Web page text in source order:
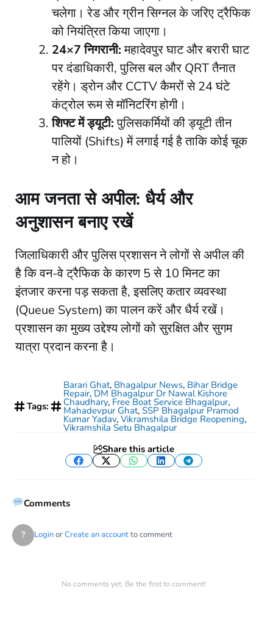
चलेगा। रेड और ग्रीन सिग्नल के जरिए ट्रैफिक
को नियंत्रित किया जाएगा।
24×7 निगरानी:महादेवपुर घाट और बरारी घाट
पर दंडाधिकारी, पुलिस बल और QRT तैनात
रहेंगे। ड्रोन और CCTV कैमरों से 24 घंटे
कंट्रोल रूम से मॉनिटरिंग होगी।
शिफ्ट में ड्यूटी:पुलिसकर्मियों की ड्यूटी तीन
पालियों (Shifts) में लगाई गई है ताकि कोई चूक
न हो।
आम जनता से अपील: धैर्य और
अनुशासन बनाए रखें
​जिलाधिकारी और पुलिस प्रशासन ने लोगों से अपील की
है कि वन-वे ट्रैफिक के कारण 5 से 10 मिनट का
इंतजार करना पड़ सकता है, इसलिए कतार व्यवस्था
(Queue System) का पालन करें और धैर्य रखें।
प्रशासन का मुख्य उद्देश्य लोगों को सुरक्षित और सुगम
यात्रा प्रदान करना है।
Tags:
Barari Ghat, Bhagalpur News, Bihar Bridge
Repair, DM Bhagalpur Dr Nawal Kishore
Chaudhary, Free Boat Service Bhagalpur,
Mahadevpur Ghat, SSP Bhagalpur Pramod
Kumar Yadav, Vikramshila Bridge Reopening,
Vikramshila Setu Bhagalpur
Share this article
Facebook
TwitterWhatsApp
LinkedInTelegram
Comments
? LoginorCreate an accountto comment
No comments yet. Be the first to comment!